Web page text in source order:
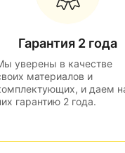
Гарантия 2 года
уверены в качестве
материалов и
и даем
гарантию 2 года.